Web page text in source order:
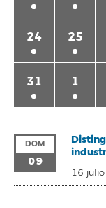
24 25
31 1
DOM
09
16 julio